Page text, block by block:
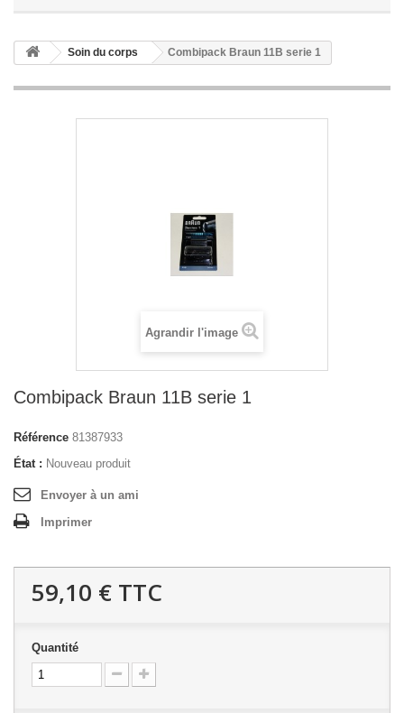
Soin du corps Combipack Braun 11B serie 1
Agrandir l'image
Combipack Braun 11B serie 1
Référence 81387933
État : Nouveau produit
Envoyer à un ami
Imprimer
59,10 € TTC
Quantité